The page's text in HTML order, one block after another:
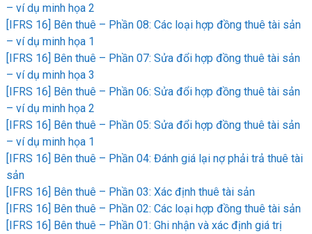
– ví dụ minh họa 2
[IFRS 16] Bên thuê – Phần 08: Các loại hợp đồng thuê tài sản
– ví dụ minh họa 1
[IFRS 16] Bên thuê – Phần 07: Sửa đổi hợp đồng thuê tài sản
– ví dụ minh họa 3
[IFRS 16] Bên thuê – Phần 06: Sửa đổi hợp đồng thuê tài sản
– ví dụ minh họa 2
[IFRS 16] Bên thuê – Phần 05: Sửa đổi hợp đồng thuê tài sản
– ví dụ minh họa 1
[IFRS 16] Bên thuê – Phần 04: Đánh giá lại nợ phải trả thuê tài
sản
[IFRS 16] Bên thuê – Phần 03: Xác định thuê tài sản
[IFRS 16] Bên thuê – Phần 02: Các loại hợp đồng thuê tài sản
[IFRS 16] Bên thuê – Phần 01: Ghi nhận và xác định giá trị